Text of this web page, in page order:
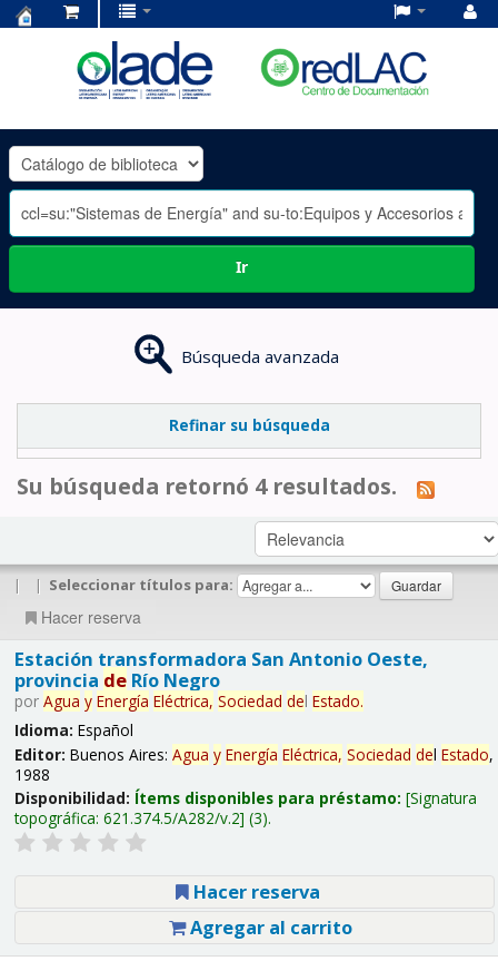
OLADE
-
Ir
Búsqueda avanzada
Refinar su búsqueda
Su búsqueda retornó 4 resultados.
| | Seleccionar títulos para:
Hacer reserva
Estación transformadora San Antonio Oeste,
provincia deRío Negro
por Agua y Energía Eléctrica, Sociedad del Estado.
Idioma: Español
Editor: Buenos Aires: Agua y Energía Eléctrica, Sociedad del Estado,
1988
Disponibilidad: Ítems disponibles para préstamo: Signatura
topográfica: 621.374.5/A282/v.2 (3).
Hacer reserva
Agregar al carrito